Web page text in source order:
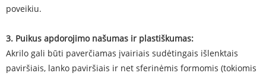
poveikiu.
3. Puikus apdorojimo našumas ir plastiškumas:
Akrilo gali būti paverčiamas įvairiais sudėtingais išlenktais
paviršiais, lanko paviršiais ir net sferinėmis formomis (tokiomis